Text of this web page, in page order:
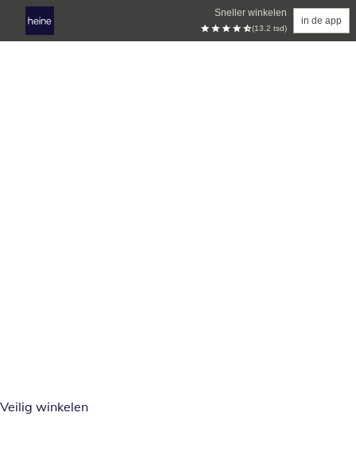
Sneller winkelen
(13.2 tsd)
in de app
Veilig winkelen